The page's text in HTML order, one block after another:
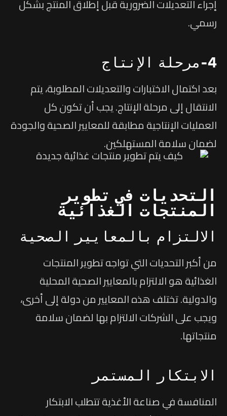
إجراء التعديلات الضرورية قبل إطلاق المنتج بشكل
رسمي.
4-مرحلة الإنتاج
بعد اكتمال الاختبارات والتعديلات المطلوبة، يتم
الانتقال إلى مرحلة الإنتاج. يجب أن تكون كل
العمليات الإنتاجية مطابقة للمعايير الصحية والجودة
لضمان سلامة المستهلكين.
التحديات في تطوير
المنتجات الغذائية
الالتزام بالمعايير الصحية
من أكبر التحديات التي تواجه تطوير المنتجات
الغذائية هو الالتزام بالمعايير الصحية المحلية
والدولية. تختلف هذه المعايير من دولة إلى أخرى،
ويجب على الشركات الالتزام بها لضمان سلامة
منتجاتها.
الابتكار المستمر
المنافسة في صناعة الأغذية تتطلب الابتكار